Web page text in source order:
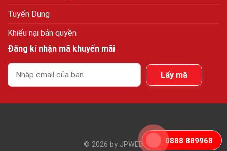
Tuyển Dụng
Khiếu nại bản quyền
Đăng kí nhận mã khuyến mãi
Lấy mã
© 2026 by JPWEB 0888 889968